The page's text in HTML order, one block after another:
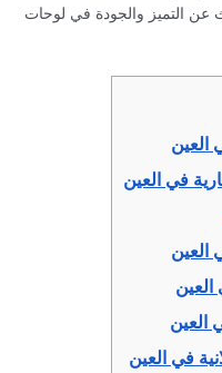
عن التميز والجودة في لوحات
العين
في العين
العين
العين
في العين